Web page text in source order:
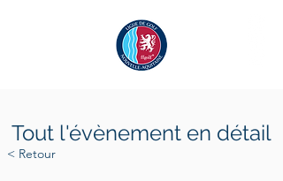
Tout l'évènement en détail
< Retour